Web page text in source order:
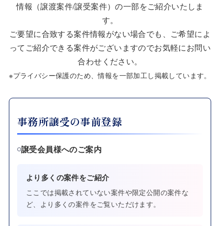
情報（譲渡案件/譲受案件）の一部をご紹介いたしま
す。
ご要望に合致する案件情報がない場合でも、ご希望によ
ってご紹介できる案件がございますのでお気軽にお問い
合わせください。
※プライバシー保護のため、情報を一部加工し掲載しています。
事務所譲受の事前登録
譲受会員様へのご案内
より多くの案件をご紹介
ここでは掲載されていない案件や限定公開の案件な
ど、より多くの案件をご覧いただけます。